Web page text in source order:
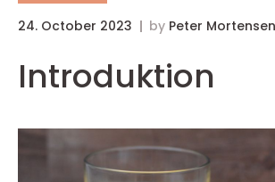
24. October 2023 by Peter Mortensen
Introduktion